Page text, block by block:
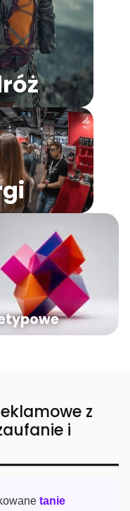
z
i
tanie